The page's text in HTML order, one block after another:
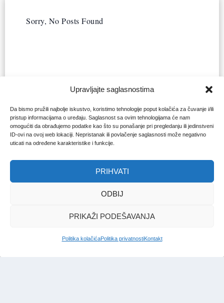
Upravljajte saglasnostima
Da bismo pružili najbolje iskustvo, koristimo tehnologije poput kolačića za čuvanje i/ili
pristup informacijama o uređaju. Saglasnost sa ovim tehnologijama će nam
omogućiti da obrađujemo podatke kao što su ponašanje pri pregledanju ili jedinstveni
ID-ovi na ovoj web lokaciji. Nepristanak ili povlačenje saglasnosti može negativno
uticati na određene karakteristike i funkcije.
PRIHVATI
ODBIJ
PRIKAŽI PODEŠAVANJA
Politika kolačićaPolitika privatnostiKontakt
Sorry, No Posts Found